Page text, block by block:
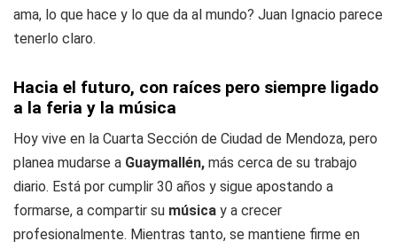
ama, lo que hace y lo que da al mundo? Juan Ignacio parece
tenerlo claro.
Hacia el futuro, con raíces pero siempre ligado
a la feria y la música
Hoy vive en la Cuarta Sección de Ciudad de Mendoza, pero
planea mudarse a Guaymallén, más cerca de su trabajo
diario. Está por cumplir 30 años y sigue apostando a
formarse, a compartir su música y a crecer
profesionalmente. Mientras tanto, se mantiene firme en